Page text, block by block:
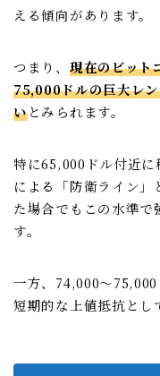
える傾向があります。
つまり、 現在のビット
75,000ドルの巨大レ
いとみられます。
特に65,000ドル付近
による「防衛ライン
た場合でもこの水準で
す。
一方、74,000〜75,000
短期的な上値抵抗とし